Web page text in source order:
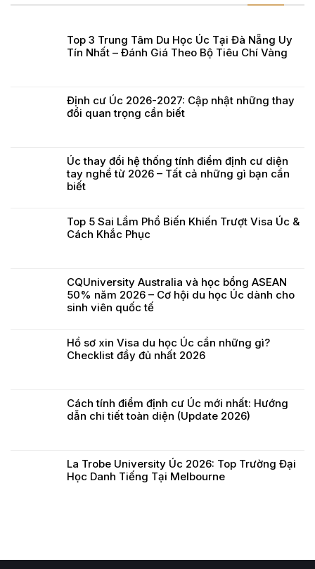
Top 3 Trung Tâm Du Học Úc Tại Đà Nẵng Uy
Tín Nhất – Đánh Giá Theo Bộ Tiêu Chí Vàng
Định cư Úc 2026-2027: Cập nhật những thay
đổi quan trọng cần biết
Úc thay đổi hệ thống tính điểm định cư diện
tay nghề từ 2026 – Tất cả những gì bạn cần
biết
Top 5 Sai Lầm Phổ Biến Khiến Trượt Visa Úc &
Cách Khắc Phục
CQUniversity Australia và học bổng ASEAN
50% năm 2026 – Cơ hội du học Úc dành cho
sinh viên quốc tế
Hồ sơ xin Visa du học Úc cần những gì?
Checklist đầy đủ nhất 2026
Cách tính điểm định cư Úc mới nhất: Hướng
dẫn chi tiết toàn diện (Update 2026)
La Trobe University Úc 2026: Top Trường Đại
Học Danh Tiếng Tại Melbourne